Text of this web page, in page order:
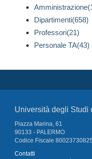
Dipartimenti(658)
Professori(21)
Personale TA(43)
Università degli Studi
Piazza Marina, 61
90133 - PALERMO
Codice Fiscale
Contatti